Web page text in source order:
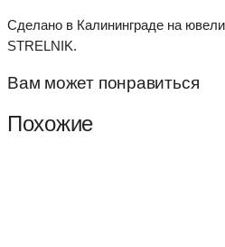
Сделано в Калининграде на
STRELNIK.
Вам может понравиться
Похожие